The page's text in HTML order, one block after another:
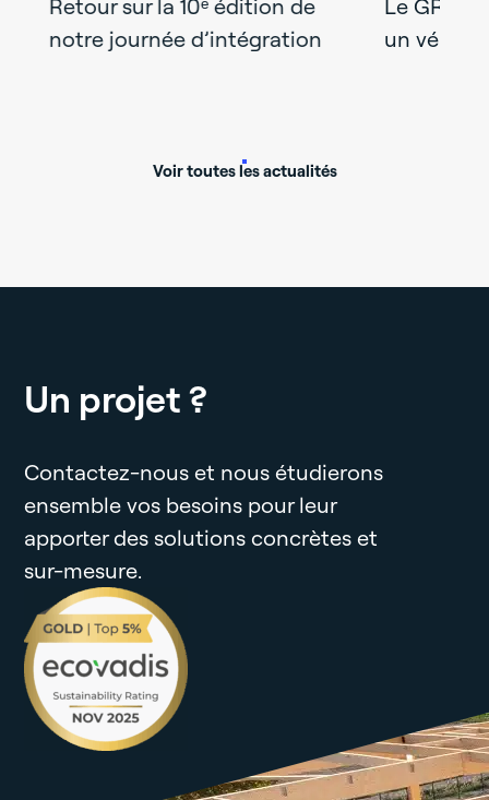
de
Le GROUPE AXTOM sponsorise
un véhicule du 4L Trophy
Voir toutes les actualités
Un projet ?
Contactez-nous et nous étudierons
ensemble vos besoins pour leur
apporter des solutions concrètes et
sur-mesure.